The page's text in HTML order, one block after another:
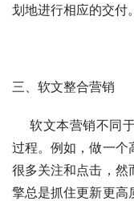
划地进行相应的交付。
三、软文整合营销
过程。例如，做一个
很多关注和点击，然
擎总是抓住更新更高